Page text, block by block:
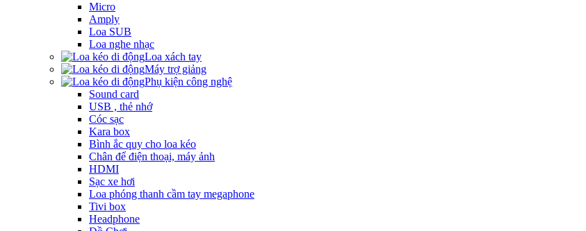
Micro
Amply
Loa SUB
Loa nghe nhạc
Loa xách tay
Máy trợ giảng
Phụ kiện công nghệ
Sound card
USB , thẻ nhớ
Cóc sạc
Kara box
Bình ắc quy cho loa kéo
Chân để điện thoại, máy ảnh
HDMI
Sạc xe hơi
Loa phóng thanh cầm tay megaphone
Tivi box
Headphone